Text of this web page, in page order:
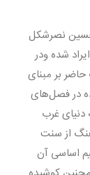
نصرشکل
شده ودر
حاضر بر مبنای
در فصل‌های
را به دنیای غرب
از سنت
اساسی آن